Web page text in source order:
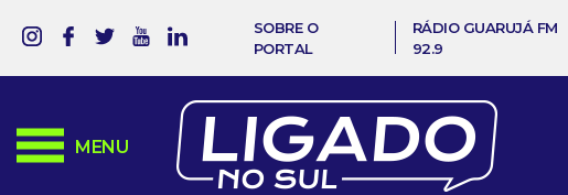
SOBRE O
PORTAL
RÁDIO GUARUJÁ FM
92.9
MENU